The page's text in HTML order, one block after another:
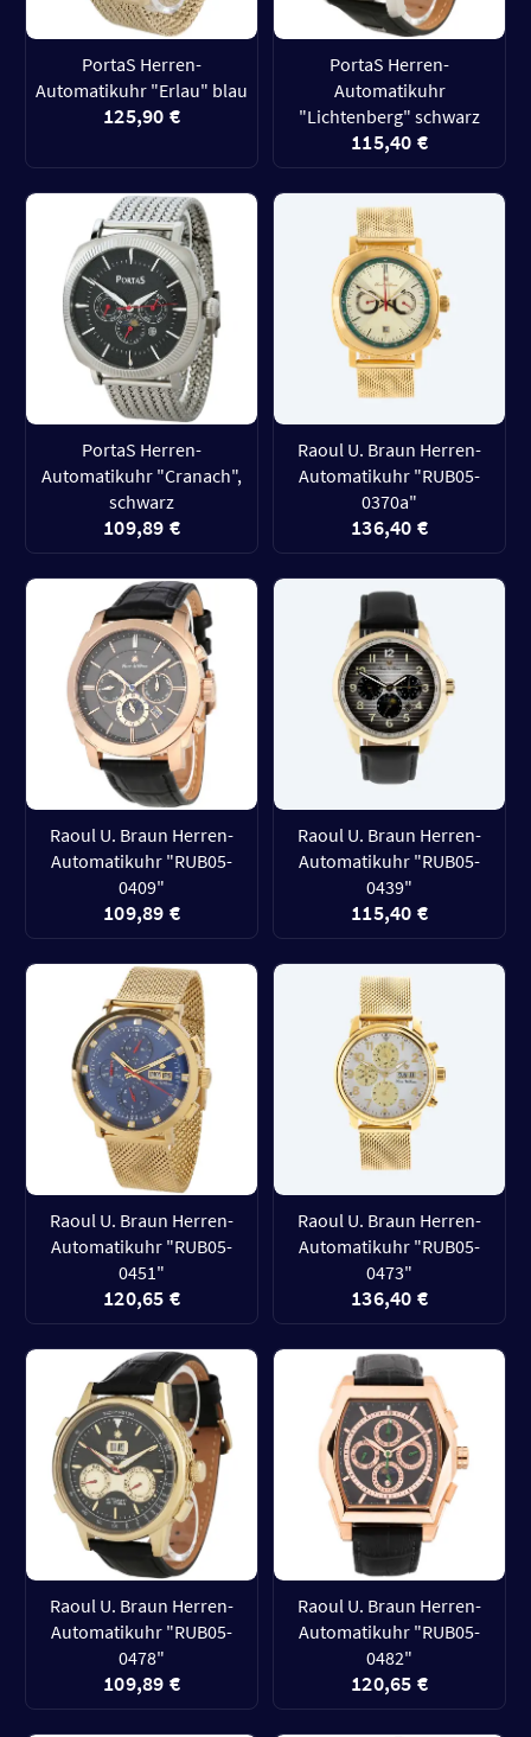
PortaS Herren-
Automatikuhr "Erlau" blau
125,90 €
PortaS Herren-
Automatikuhr
"Lichtenberg" schwarz
115,40 €
PortaS Herren-
Automatikuhr "Cranach",
schwarz
109,89 €
Raoul U. Braun Herren-
Automatikuhr "RUB05-
0370a"
136,40 €
Raoul U. Braun Herren-
Automatikuhr "RUB05-
0409"
109,89 €
Raoul U. Braun Herren-
Automatikuhr "RUB05-
0439"
115,40 €
Raoul U. Braun Herren-
Automatikuhr "RUB05-
0451"
120,65 €
Raoul U. Braun Herren-
Automatikuhr "RUB05-
0473"
136,40 €
Raoul U. Braun Herren-
Automatikuhr "RUB05-
0478"
109,89 €
Raoul U. Braun Herren-
Automatikuhr "RUB05-
0482"
120,65 €